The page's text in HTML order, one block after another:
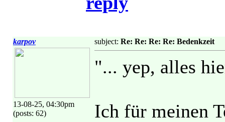
karpov
13-08-25, 04:30pm
(posts: 62)
subject: Re: Re: Re: Re: Bedenkzeit
"... yep, alles
Ich für meinen